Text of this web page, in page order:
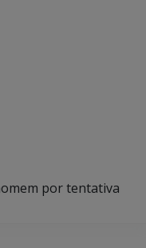
por tentativa